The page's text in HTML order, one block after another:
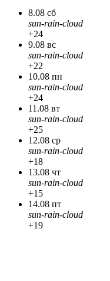
8.08 сб
sun-rain-cloud
+24
9.08 вс
sun-rain-cloud
+22
10.08 пн
sun-rain-cloud
+24
11.08 вт
sun-rain-cloud
+25
12.08 ср
sun-rain-cloud
+18
13.08 чт
sun-rain-cloud
+15
14.08 пт
sun-rain-cloud
+19